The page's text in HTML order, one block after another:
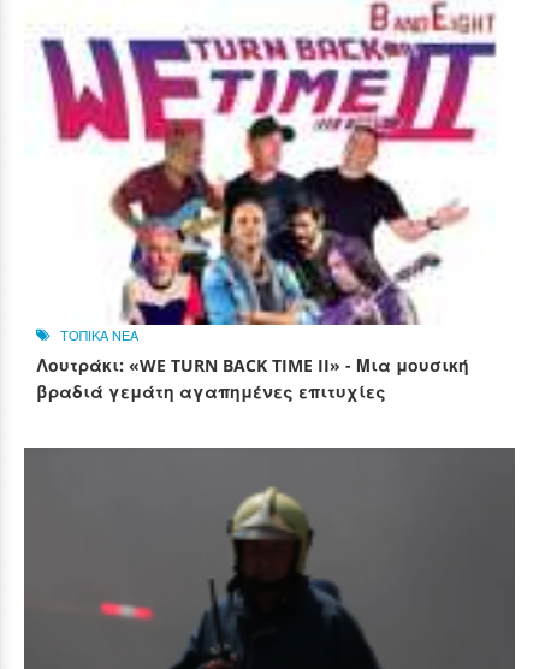
ΤΟΠΙΚΑ ΝΕΑ
Λουτράκι: «WE TURN BACK TIME II» - Μια μουσική
βραδιά γεμάτη αγαπημένες επιτυχίες